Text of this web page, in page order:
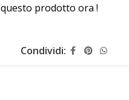
prodotto ora !
Condividi: